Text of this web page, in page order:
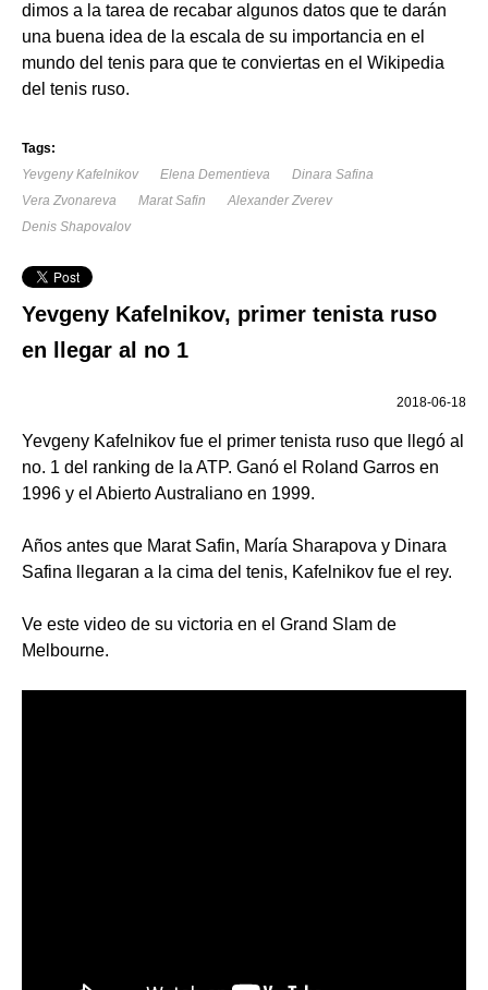
dimos a la tarea de recabar algunos datos que te darán
una buena idea de la escala de su importancia en el
mundo del tenis para que te conviertas en el Wikipedia
del tenis ruso.
Tags:
Yevgeny Kafelnikov
Elena Dementieva
Dinara Safina
Vera Zvonareva
Marat Safin
Alexander Zverev
Denis Shapovalov
Yevgeny Kafelnikov, primer tenista ruso
en llegar al no 1
2018-06-18
Yevgeny Kafelnikov fue el primer tenista ruso que llegó al
no. 1 del ranking de la ATP. Ganó el Roland Garros en
1996 y el Abierto Australiano en 1999.
Años antes que Marat Safin, María Sharapova y Dinara
Safina llegaran a la cima del tenis, Kafelnikov fue el rey.
Ve este video de su victoria en el Grand Slam de
Melbourne.